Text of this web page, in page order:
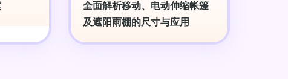
全面解析移动、电动伸缩帐篷
及遮阳雨棚的尺寸与应用